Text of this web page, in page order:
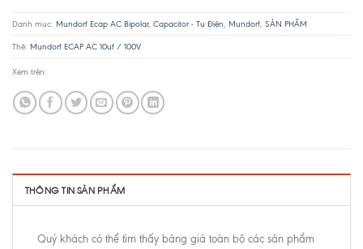
Danh mục: Mundorf Ecap AC Bipolar, Capacitor - Tụ Điện, Mundorf, SẢN PHẨM
Thẻ: Mundorf ECAP AC 10uf / 100V
Xem trên:
THÔNG TIN SẢN PHẨM
Quý khách có thể tìm thấy bảng giá toàn bộ các sản phẩm